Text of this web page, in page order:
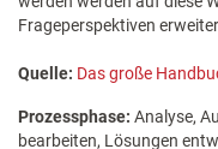
Frageperspektiven
Quelle: Das große
Prozessphase: Analyse,
bearbeiten, Lösungen